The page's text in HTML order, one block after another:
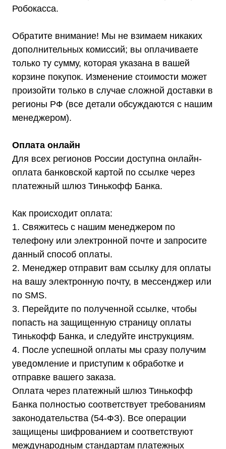
Робокасса.
Обратите внимание! Мы не взимаем никаких
дополнительных комиссий; вы оплачиваете
только ту сумму, которая указана в вашей
корзине покупок. Изменение стоимости может
произойти только в случае сложной доставки в
регионы РФ (все детали обсуждаются с нашим
менеджером).
Оплата онлайн
Для всех регионов России доступна онлайн-
оплата банковской картой по ссылке через
платежный шлюз Тинькофф Банка.
Как происходит оплата:
1. Свяжитесь с нашим менеджером по
телефону или электронной почте и запросите
данный способ оплаты.
2. Менеджер отправит вам ссылку для оплаты
на вашу электронную почту, в мессенджер или
по SMS.
3. Перейдите по полученной ссылке, чтобы
попасть на защищенную страницу оплаты
Тинькофф Банка, и следуйте инструкциям.
4. После успешной оплаты мы сразу получим
уведомление и приступим к обработке и
отправке вашего заказа.
Оплата через платежный шлюз Тинькофф
Банка полностью соответствует требованиям
законодательства (54-ФЗ). Все операции
защищены шифрованием и соответствуют
международным стандартам платежных
Стабилизаторы напряжения
Однофазные стабилизаторы
Трехфазные стабилизаторы
Стабилизаторы три фазы в одну
Стабилизаторы для котлов Серия Термо
(Т)
Стабилизаторы инверторные ИнСтаб
Стабилизаторы серии R
Стабилизаторы в стойку Rack 19
Стабилизаторы настенные
Источники бесперебойного питания
Однофазные ИБП
ИБП постоянного тока
Комплекты ИБП и стабилизаторов
Аксессуары